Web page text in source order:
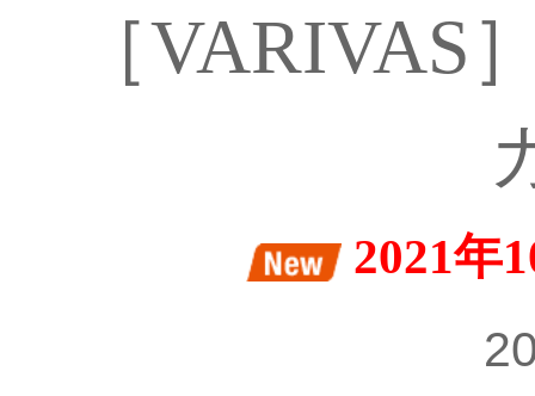
［
2021年